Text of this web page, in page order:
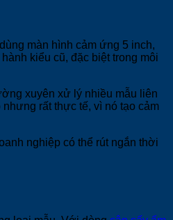
màn hình cảm ứng 5 inch,
kiểu cũ, đặc biệt trong môi
xuyên xử lý nhiều mẫu liên
rất thực tế, vì nó tạo cảm
nghiệp có thể rút ngắn thời